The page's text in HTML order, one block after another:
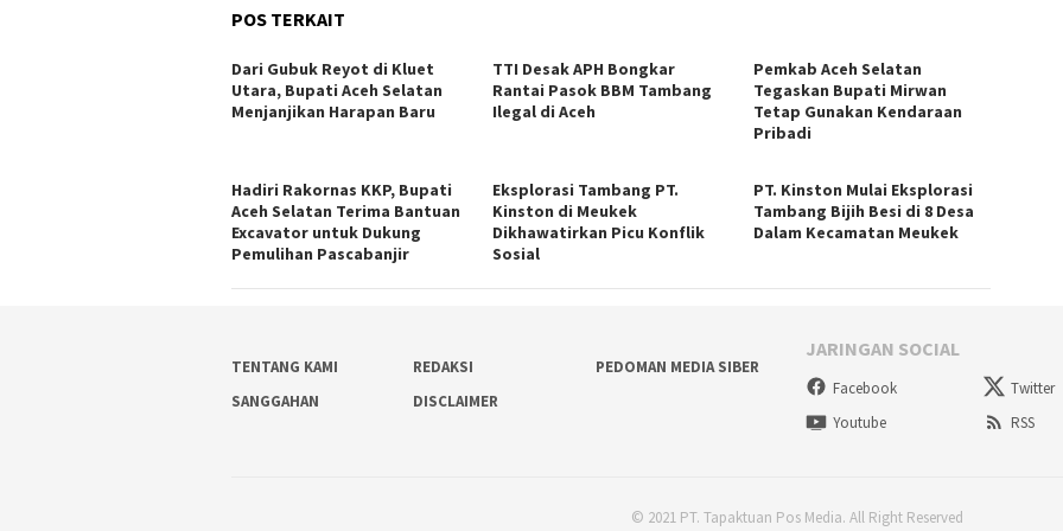
POS TERKAIT
Dari Gubuk Reyot di Kluet
Utara, Bupati Aceh Selatan
Menjanjikan Harapan Baru
TTI Desak APH Bongkar
Rantai Pasok BBM Tambang
Ilegal di Aceh
Pemkab Aceh Selatan
Tegaskan Bupati Mirwan
Tetap Gunakan Kendaraan
Pribadi
Hadiri Rakornas KKP, Bupati
Aceh Selatan Terima Bantuan
Excavator untuk Dukung
Pemulihan Pascabanjir
Eksplorasi Tambang PT.
Kinston di Meukek
Dikhawatirkan Picu Konflik
Sosial
PT. Kinston Mulai Eksplorasi
Tambang Bijih Besi di 8 Desa
Dalam Kecamatan Meukek
TENTANG KAMI REDAKSI
PEDOMAN MEDIA SIBER
SANGGAHAN
DISCLAIMER
JARINGAN SOCIAL
Facebook Twitter
Youtube
RSS
© 2021 PT. Tapaktuan Pos Media. All Right Reserved